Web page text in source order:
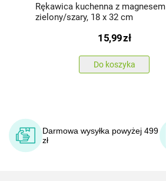
Rękawica kuchenna z
zielony/szary, 18 x 32 cm
15,99zł
Do koszyka
Darmowa wysyłka powyżej 499
zł